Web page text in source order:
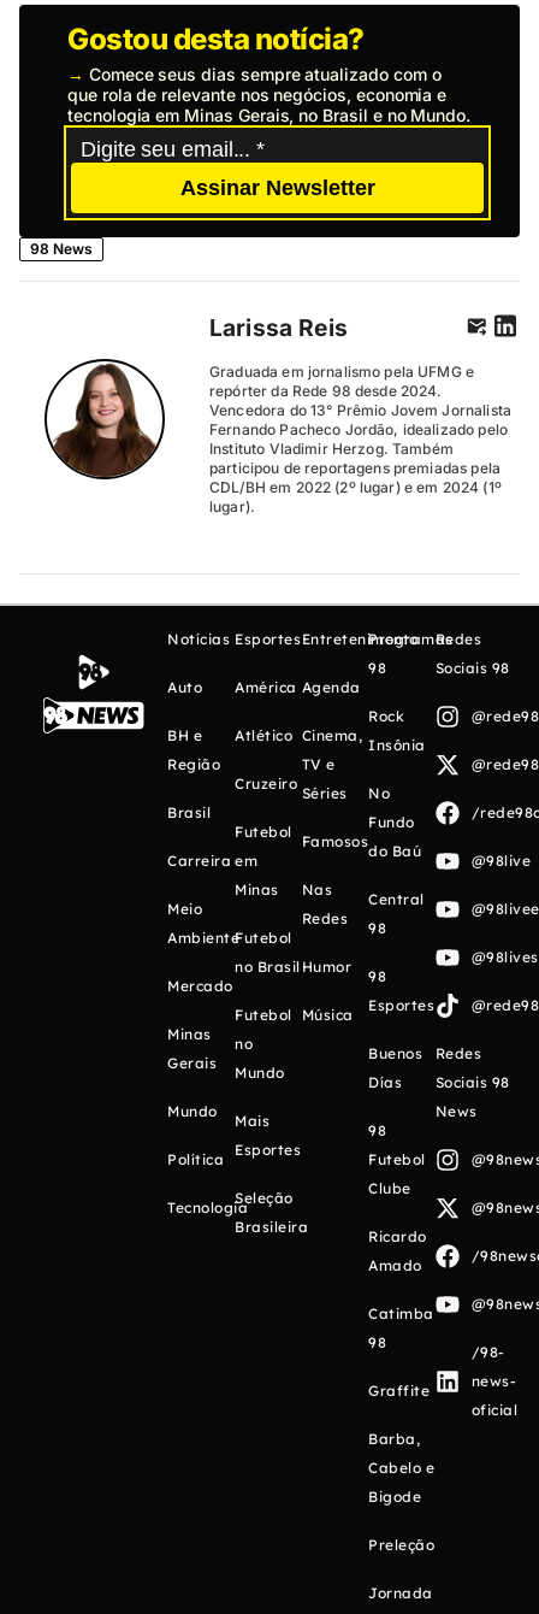
Gostou desta notícia?
→ Comece seus dias sempre atualizado com o
que rola de relevante nos negócios, economia e
tecnologia em Minas Gerais, no Brasil e no Mundo.
Assinar Newsletter
98 News
Larissa Reis
Graduada em jornalismo pela UFMG e
repórter da Rede 98 desde 2024.
Vencedora do 13° Prêmio Jovem Jornalista
Fernando Pacheco Jordão, idealizado pelo
Instituto Vladimir Herzog. Também
participou de reportagens premiadas pela
CDL/BH em 2022 (2º lugar) e em 2024 (1º
lugar).
Notícias
Auto
BH e
Região
Brasil
Carreira
Meio
Ambiente
Mercado
Minas
Gerais
Mundo
Política
Tecnologia
Esportes
América
Atlético
Cruzeiro
Futebol
em
Minas
Futebol
no Brasil
Futebol
no
Mundo
Mais
Esportes
Seleção
Brasileira
Entretenimento
Agenda
Cinema,
TV e
Séries
Famosos
Nas
Redes
Humor
Música
Programas
98
Rock
Insônia
No
Fundo
do Baú
Central
98
98
Esportes
Buenos
Días
98
Futebol
Clube
Ricardo
Amado
Catimba
98
Graffite
Barba,
Cabelo e
Bigode
Preleção
Jornada
Redes
Sociais 98
/
@98live
Redes
Sociais 98
News
/
/98-
news-
oficial